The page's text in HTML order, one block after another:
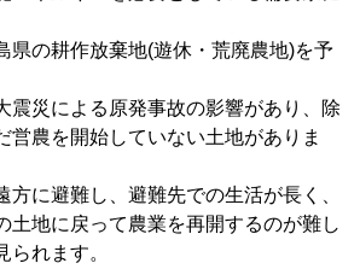
県の耕作放棄地(遊休・荒廃農地)を予
震災による原発事故の影響があり、除
営農を開始していない土地がありま
方に避難し、避難先での生活が長く、
土地に戻って農業を再開するのが難し
られます。